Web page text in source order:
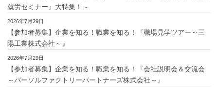
就労セミナー』大特集！～
2026年7月29日
【参加者募集】企業を知る！職業を知る！『職場見学ツアー～三
陽工業株式会社～』
2026年7月29日
【参加者募集】企業を知る！職業を知る！『会社説明会＆交流会
～パーソルファクトリーパートナーズ株式会社～』